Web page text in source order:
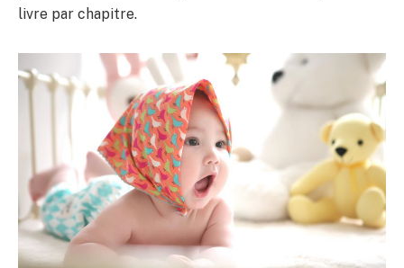
livre par chapitre.